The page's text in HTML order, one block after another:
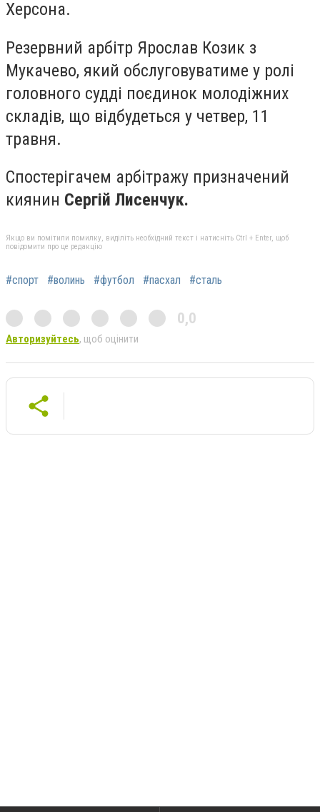
Херсона.
Резервний арбітр Ярослав Козик з
Мукачево, який обслуговуватиме у ролі
головного судді поєдинок молодіжних
складів, що відбудеться у четвер, 11
травня.
Спостерігачем арбітражу призначений
киянин Сергій Лисенчук.
Якщо ви помітили помилку, виділіть необхідний текст і натисніть Ctrl + Enter, щоб
повідомити про це редакцію
#спорт #волинь #футбол #пасхал #сталь
0,0
Авторизуйтесь, щоб оцінити